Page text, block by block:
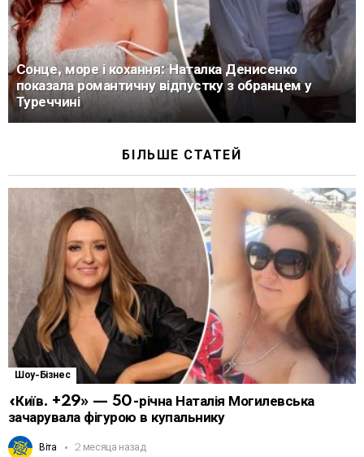
Сонце, море і кохання: Наталка Денисенко
показала романтичну відпустку з обранцем у
Туреччині
БІЛЬШЕ СТАТЕЙ
Шоу-Бізнес
«Київ. +29» — 50-річна Наталія Могилевська
зачарувала фігурою в купальнику
Віта 2 месяца назад